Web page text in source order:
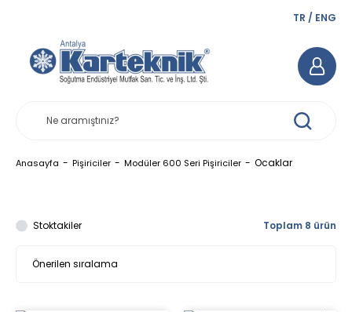
TR / ENG
Anasayfa Pişiriciler Modüler 600 Seri Pişiriciler Ocaklar
Stoktakiler Toplam 8 ürün